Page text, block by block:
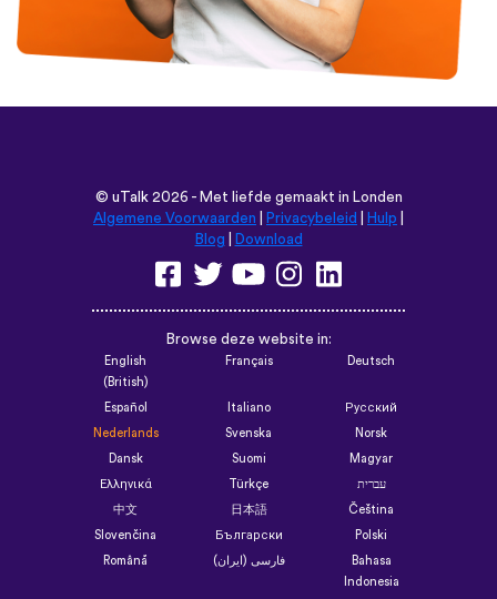
© uTalk2026 - Met liefde gemaakt in Londen
Algemene Voorwaarden
Privacybeleid Hulp
Blog
Download
Browse deze website in:
English
(British)
Français Deutsch
Español Italiano Русский
Nederlands Svenska Norsk
Dansk Suomi Magyar
Ελληνικά Türkçe עברית
中文 日本語 Čeština
Slovenčina Български Polski
Română فارسی (ایران)
Bahasa
Indonesia